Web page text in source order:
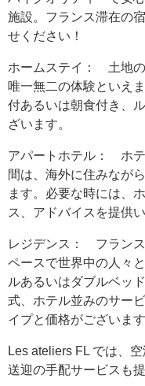
施設。フランス滞在の
せください！
ホームステイ： 土地
唯一無二の体験といえ
付あるいは朝食付き、
ざいます。
アパートホテル： ホ
間は、海外に住みなが
ます。必要な時には、
ス、アドバイスを提供
レジデンス： フラン
ペースで世界中の人々
ルあるいはダブルベッ
式、ホテル並みのサー
イプと価格がございます
Les ateliers FL では、
送迎の手配サービスも